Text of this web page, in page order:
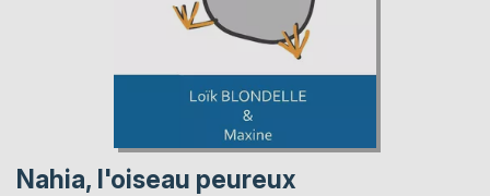
Nahia, l'oiseau peureux